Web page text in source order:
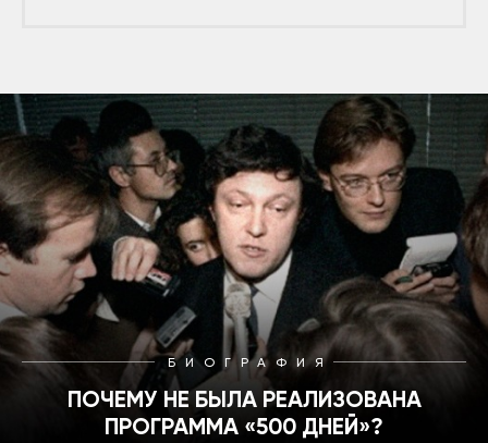
БИОГРАФИЯ
ПОЧЕМУ НЕ БЫЛА РЕАЛИЗОВАНА
ПРОГРАММА «500 ДНЕЙ»?